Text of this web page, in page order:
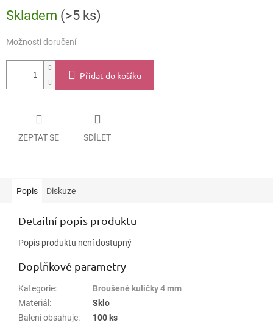
cena:
Skladem (>5 ks)
Možnosti doručení
Přidat do košíku
ZEPTAT SE SDÍLET
Popis Diskuze
Detailní popis produktu
Popis produktu není dostupný
Doplňkové parametry
Kategorie:
Broušené kuličky 4 mm
Materiál :
Sklo
Balení obsahuje:
100 ks